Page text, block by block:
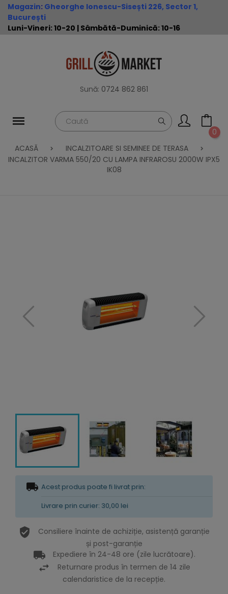
Magazin: Gheorghe Ionescu-Sisești 226, Sector 1,
București
Luni-Vineri: 10-20 | Sâmbătă-Duminică: 10-16
Sună: 0724 862 861
0
ACASĂ
INCALZITOARE SI SEMINEE DE TERASA
INCALZITOR VARMA 550/20 CU LAMPA INFRAROSU 2000W IPX5
IK08
Acest produs poate fi livrat prin:
Livrare prin curier: 30,00 lei
Consiliere înainte de achiziție, asistență garanție
și post-garanție
Expediere în 24-48 ore (zile lucrătoare).
Returnare produs în termen de 14 zile
calendaristice de la recepție.